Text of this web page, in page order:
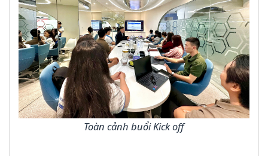
Toàn cảnh buổi Kick off